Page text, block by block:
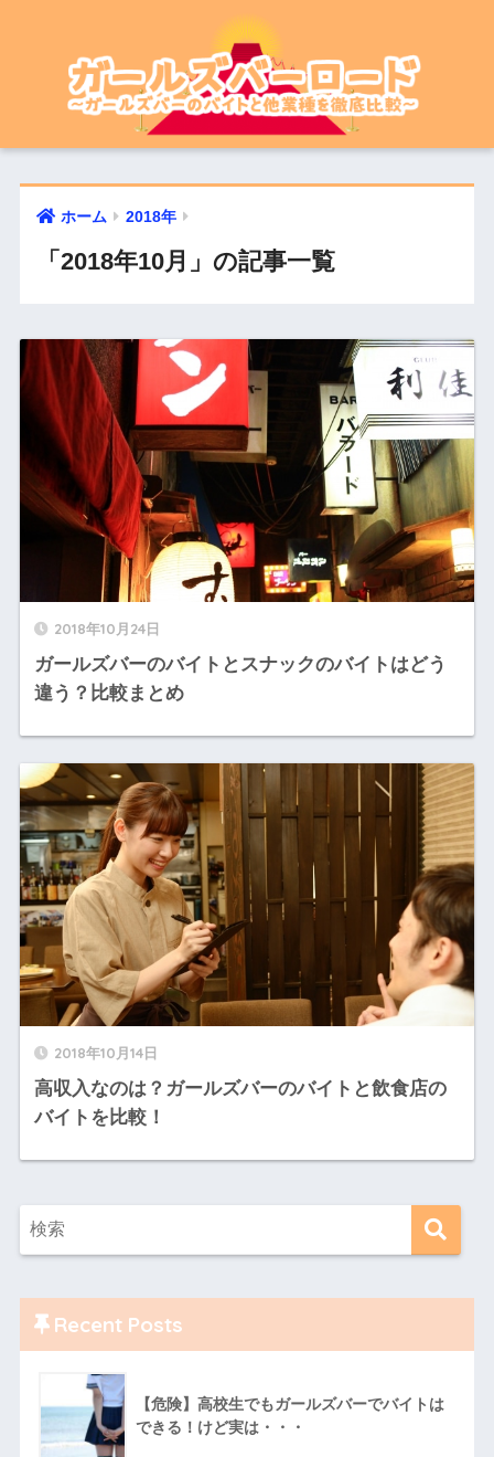
ホーム 2018年
「2018年10月」の記事一覧
2018年10月24日
ガールズバーのバイトとスナックのバイトはどう
違う？比較まとめ
2018年10月14日
高収入なのは？ガールズバーのバイトと飲食店の
バイトを比較！
Recent Posts
【危険】高校生でもガールズバーでバイトは
できる！けど実は・・・